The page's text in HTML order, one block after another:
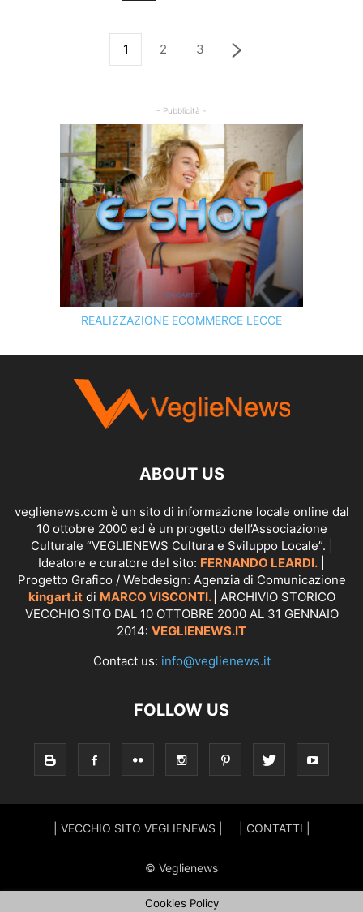
1 2 3
- Pubblicità -
REALIZZAZIONE ECOMMERCE LECCE
SCOPRI I SERVIZI DIKINGART.IT
ABOUT US
veglienews.com è un sito di informazione locale online dal
10 ottobre 2000 ed è un progetto dell’Associazione
Culturale “VEGLIENEWS Cultura e Sviluppo Locale”. |
Ideatore e curatore del sito: FERNANDO LEARDI.
Progetto Grafico / Webdesign: Agenzia di Comunicazione
kingart.itdi MARCO VISCONTI. | ARCHIVIO STORICO
VECCHIO SITO DAL 10 OTTOBRE 2000 AL 31 GENNAIO
2014: VEGLIENEWS.IT
Contact us: info@veglienews.it
FOLLOW US
| VECCHIO SITO VEGLIENEWS | | CONTATTI |
© Veglienews
Cookies Policy